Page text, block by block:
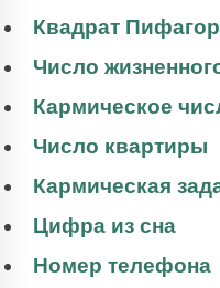
Квадрат
Число
Кармическое
Число квартиры
Кармическая
Цифра из сна
Номер телефона